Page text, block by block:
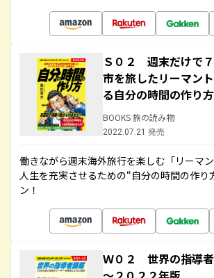
Ｓ０２ 週末だけで
市を旅したリーマン
る自分の時間の作り方
BOOKS 旅の読み物
2022.07.21 発売
働きながら週末海外旅行を楽しむ「リーマン
人生を充実させるための“自分の時間の作り
ン！
Ｗ０２ 世界の指導